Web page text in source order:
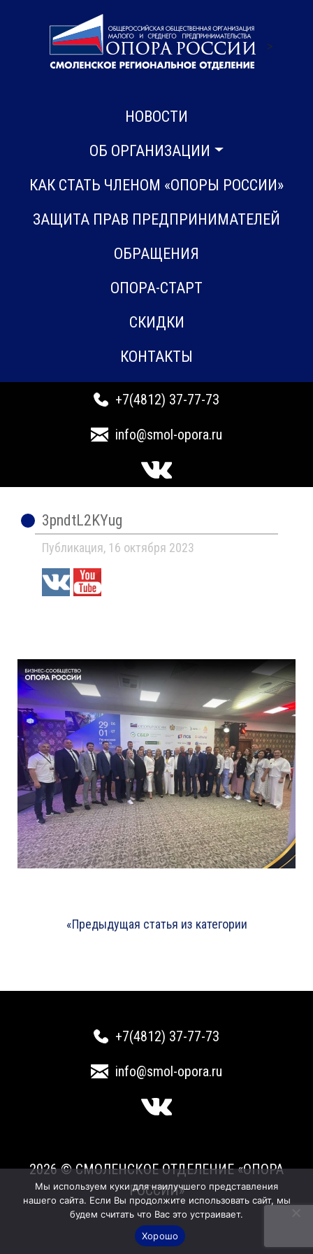
+7(4812) 37-77-73
info@smol-opora.ru
>
НОВОСТИ
ОБ ОРГАНИЗАЦИИ
КАК СТАТЬ ЧЛЕНОМ «ОПОРЫ РОССИИ»
ЗАЩИТА ПРАВ ПРЕДПРИНИМАТЕЛЕЙ
ОБРАЩЕНИЯ
ОПОРА-СТАРТ
СКИДКИ
КОНТАКТЫ
3pndtL2KYug
Публикация, 16 октября 2023
«Предыдущая статья из категории
Мы используем куки для наилучшего представления
нашего сайта. Если Вы продолжите использовать сайт, мы
будем считать что Вас это устраивает.
Хорошо
+7(4812) 37-77-73
info@smol-opora.ru
2026 © СМОЛЕНСКОЕ ОТДЕЛЕНИЕ «ОПОРА
РОССИИ»